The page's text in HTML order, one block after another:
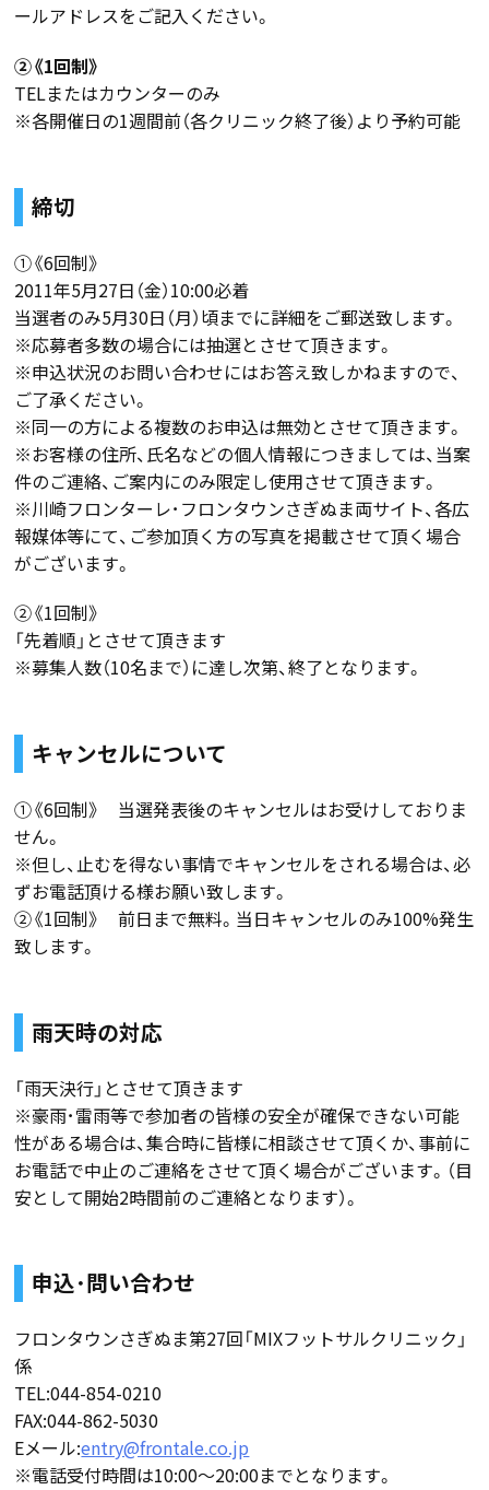
ールアドレスをご記入ください。
②《1回制》
TELまたはカウンターのみ
※各開催日の1週間前（各クリニック終了後）より予約可能
締切
①《6回制》
2011年5月27日（金）10:00必着
当選者のみ5月30日（月）頃までに詳細をご郵送致します。
※応募者多数の場合には抽選とさせて頂きます。
※申込状況のお問い合わせにはお答え致しかねますので、
ご了承ください。
※同一の方による複数のお申込は無効とさせて頂きます。
※お客様の住所、氏名などの個人情報につきましては、当案
件のご連絡、ご案内にのみ限定し使用させて頂きます。
※川崎フロンターレ･フロンタウンさぎぬま両サイト、各広
報媒体等にて、ご参加頂く方の写真を掲載させて頂く場合
がございます。
②《1回制》
「先着順」とさせて頂きます
※募集人数（10名まで）に達し次第、終了となります。
キャンセルについて
①《6回制》 当選発表後のキャンセルはお受けしておりま
せん。
※但し、止むを得ない事情でキャンセルをされる場合は、必
ずお電話頂ける様お願い致します。
②《1回制》 前日まで無料。当日キャンセルのみ100%発生
致します。
雨天時の対応
「雨天決行」とさせて頂きます
※豪雨･雷雨等で参加者の皆様の安全が確保できない可能
性がある場合は、集合時に皆様に相談させて頂くか、事前に
お電話で中止のご連絡をさせて頂く場合がございます。（目
安として開始2時間前のご連絡となります）。
申込･問い合わせ
フロンタウンさぎぬま第27回「MIXフットサルクリニック」
係
TEL:044-854-0210
FAX:044-862-5030
Eメール:entry@frontale.co.jp
※電話受付時間は10:00〜20:00までとなります。